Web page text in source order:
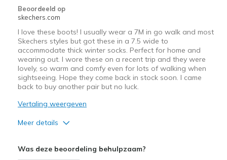
Sizing
Feels full size too small
View On Shoes
I'm Really Into Shoes
Beoordeeld op
skechers.com
I love these boots! I usually wear a 7M in go walk and most
Skechers styles but got these in a 7.5 wide to
accommodate thick winter socks. Perfect for home and
wearing out. I wore these on a recent trip and they were
lovely, so warm and comfy even for lots of walking when
sightseeing. Hope they come back in stock soon. I came
back to buy another pair but no luck.
Vertaling weergeven
Meer details
Was deze beoordeling behulpzaam?